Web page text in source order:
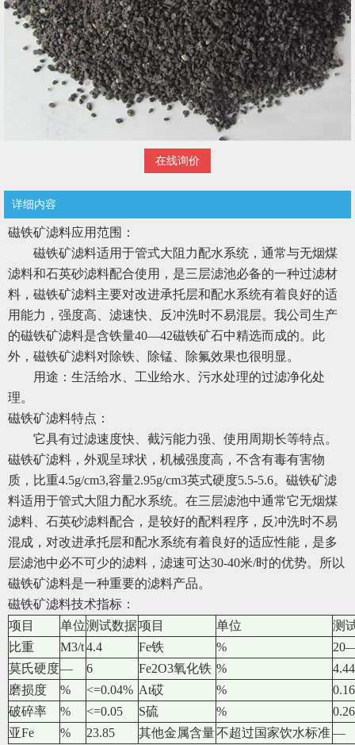
在线询价
详细内容
磁铁矿滤料应用范围：
磁铁矿滤料适用于管式大阻力配水系统，通常与无烟煤
滤料和石英砂滤料配合使用，是三层滤池必备的一种过滤材
料，磁铁矿滤料主要对改进承托层和配水系统有着良好的适
用能力，强度高、滤速快、反冲洗时不易混层。我公司生产
的磁铁矿滤料是含铁量40—42磁铁矿石中精选而成的。此
外，磁铁矿滤料对除铁、除锰、除氟效果也很明显。
用途：生活给水、工业给水、污水处理的过滤净化处
理。
磁铁矿滤料特点：
它具有过滤速度快、截污能力强、使用周期长等特点。
磁铁矿滤料，外观呈球状，机械强度高，不含有毒有害物
质，比重4.5g/cm3,容量2.95g/cm3英式硬度5.5-5.6。磁铁矿滤
料适用于管式大阻力配水系统。在三层滤池中通常它无烟煤
滤料、石英砂滤料配合，是较好的配料程序，反冲洗时不易
混成，对改进承托层和配水系统有着良好的适应性能，是多
层滤池中必不可少的滤料，滤速可达30-40米/时的优势。所以
磁铁矿滤料是一种重要的滤料产品。
磁铁矿滤料技术指标：
项目
单位测试数据项目 单位
测
比重
M3/t4.4 Fe铁 %
莫氏硬度— 6 Fe2O3氧化铁 %
4.44
磨损度
% <=0.04% At砹 %
破碎率
% <=0.05 S硫 %
0.26
亚Fe
% 23.85 其他金属含量不超过国家饮水标准—